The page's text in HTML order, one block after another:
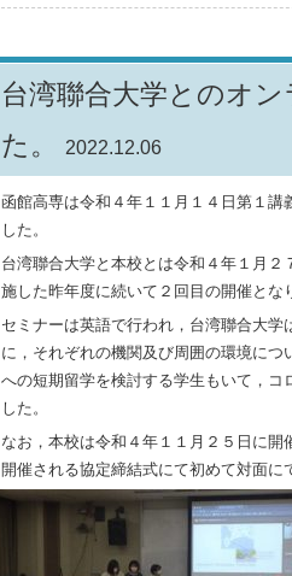
台湾聯合大学とのオ
た。
2022.12.06
函館高専は令和４年１１月１４日第１
した。
台湾聯合大学と本校とは令和４年１月
施した昨年度に続いて２回目の開催と
セミナーは英語で行われ，台湾聯合大
に，それぞれの機関及び周囲の環境に
への短期留学を検討する学生もいて，
した。
なお，本校は令和４年１１月２５日に
開催される協定締結式にて初めて対面